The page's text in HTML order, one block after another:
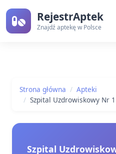
RejestrAptek
Znajdź aptekę w Polsce
Strona główna
Apteki
Szpital Uzdrowiskowy Nr
Szpital